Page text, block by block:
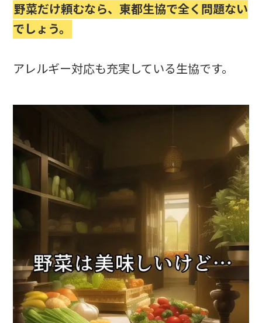
野菜だけ頼むなら、東都生協で全く問題ない
でしょう。
アレルギー対応も充実している生協です。